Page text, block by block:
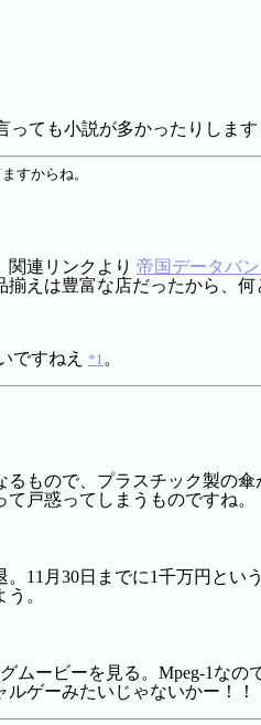
っても小説が多かったりします
すからね。
連リンクより 帝国データバ
えは豊富な店だったから、何
ですねえ *1 。
もので、プラスチック製の
戸惑ってしまうものですね。
11月30日までに1千万円と
。
ムービーを見る。Mpeg-1な
ゲーみたいじゃないかー！